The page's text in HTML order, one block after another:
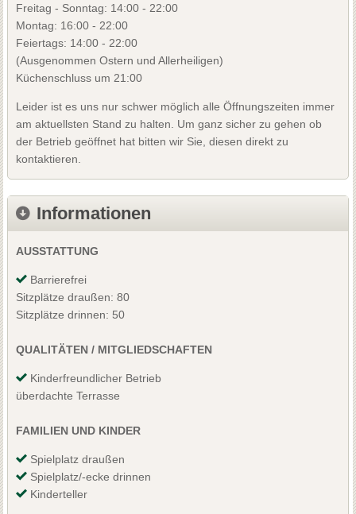
Freitag - Sonntag: 14:00 - 22:00
Montag: 16:00 - 22:00
Feiertags: 14:00 - 22:00
(Ausgenommen Ostern und Allerheiligen)
Küchenschluss um 21:00
Leider ist es uns nur schwer möglich alle Öffnungszeiten immer
am aktuellsten Stand zu halten. Um ganz sicher zu gehen ob
der Betrieb geöffnet hat bitten wir Sie, diesen direkt zu
kontaktieren.
Informationen
AUSSTATTUNG
Barrierefrei
Sitzplätze draußen: 80
Sitzplätze drinnen: 50
QUALITÄTEN / MITGLIEDSCHAFTEN
Kinderfreundlicher Betrieb
überdachte Terrasse
FAMILIEN UND KINDER
Spielplatz draußen
Spielplatz/-ecke drinnen
Kinderteller